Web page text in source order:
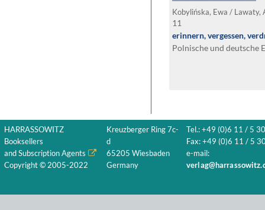
Kobylińska, Ewa / Lawaty,
11
erinnern, vergessen,
Polnische und deutsche
HARRASSOWITZ
Booksellers
and Subscription Agents
Copyright © 2005-2022
Kreuzberger Ring 7c-
d
65205 Wiesbaden
Germany
Tel.: +49 (0)6 11 / 5
Fax: +49 (0)6 11 / 5
e-mail: